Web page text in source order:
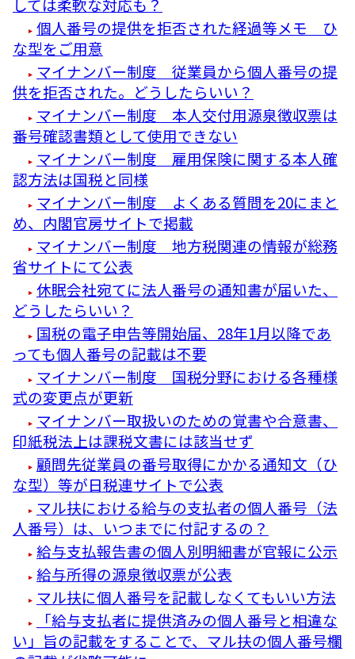
個人番号の提供を拒否された経過等メモ ひ
な型をご用意
マイナンバー制度 従業員から個人番号の提
供を拒否された。どうしたらいい？
マイナンバー制度 本人交付用源泉徴収票は
番号確認書類として使用できない
マイナンバー制度 雇用保険に関する本人確
認方法は国税と同様
マイナンバー制度 よくある質問を20にまと
め、内閣官房サイトで掲載
マイナンバー制度 地方税関連の情報が総務
省サイトにて公表
休眠会社宛てに法人番号の通知書が届いた、
どうしたらいい？
国税の電子申告等開始届、28年1月以降であ
っても個人番号の記載は不要
マイナンバー制度 国税分野における各種様
式の変更点が更新
マイナンバー取扱いのための覚書や合意書、
印紙税法上は課税文書には該当せず
顧問先従業員の番号取得にかかる通知文（ひ
な型）等が日税連サイトで公表
マル扶における給与の支払者の個人番号（法
人番号）は、いつまでに付記するの？
給与支払報告書の個人別明細書が官報に公示
給与所得の源泉徴収票が公表
マル扶に個人番号を記載しなくてもいい方法
「給与支払者に提供済みの個人番号と相違な
い」旨の記載をすることで、マル扶の個人番号欄